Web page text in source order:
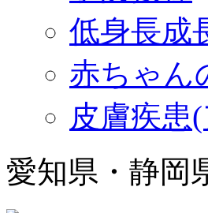
低身長成
赤ちゃん
皮膚疾患
愛知県・静